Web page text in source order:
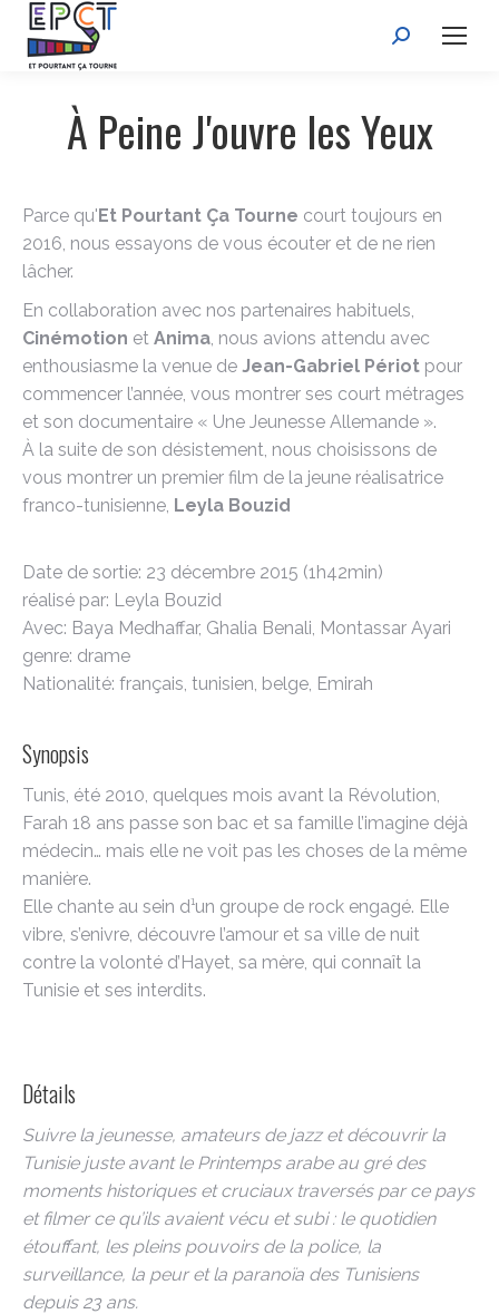
Recherche
À Peine J'ouvre les Yeux
Parce qu'Et Pourtant Ça Tourne court toujours en
2016, nous essayons de vous écouter et de ne rien
lâcher.
En collaboration avec nos partenaires habituels,
Cinémotion et Anima, nous avions attendu avec
enthousiasme la venue de Jean-Gabriel Périot pour
commencer l’année, vous montrer ses court métrages
et son documentaire « Une Jeunesse Allemande ».
À la suite de son désistement, nous choisissons de
vous montrer un premier film de la jeune réalisatrice
franco-tunisienne, Leyla Bouzid
Date de sortie: 23 décembre 2015 (1h42min)
réalisé par: Leyla Bouzid
Avec: Baya Medhaffar, Ghalia Benali, Montassar Ayari
genre: drame
Nationalité: français, tunisien, belge, Emirah
Synopsis
Tunis, été 2010, quelques mois avant la Révolution,
Farah 18 ans passe son bac et sa famille l’imagine déjà
médecin… mais elle ne voit pas les choses de la même
manière.
Elle chante au sein d¹un groupe de rock engagé. Elle
vibre, s’enivre, découvre l’amour et sa ville de nuit
contre la volonté d’Hayet, sa mère, qui connaît la
Tunisie et ses interdits.
Détails
Suivre la jeunesse, amateurs de jazz et découvrir la
Tunisie juste avant le Printemps arabe au gré des
moments historiques et cruciaux traversés par ce pays
et filmer ce qu’ils avaient vécu et subi : le quotidien
étouffant, les pleins pouvoirs de la police, la
surveillance, la peur et la paranoïa des Tunisiens
depuis 23 ans.